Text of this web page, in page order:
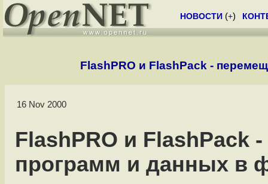
НОВОСТИ (+)
FlashPRO и FlashPack -
16 Nov 2000
FlashPRO и FlashPack
программ и данных в